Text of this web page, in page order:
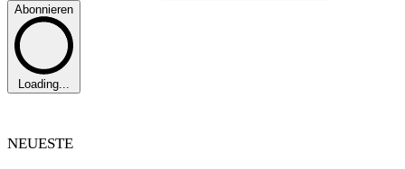
Abonnieren
Loading...
NEUESTE